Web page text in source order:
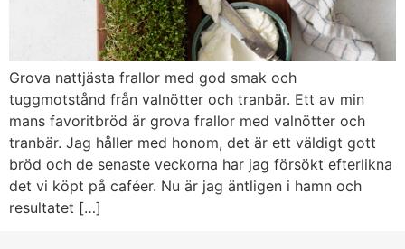
Grova nattjästa frallor med god smak och
tuggmotstånd från valnötter och tranbär. Ett av min
mans favoritbröd är grova frallor med valnötter och
tranbär. Jag håller med honom, det är ett väldigt gott
bröd och de senaste veckorna har jag försökt efterlikna
det vi köpt på caféer. Nu är jag äntligen i hamn och
resultatet […]